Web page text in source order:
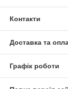
Контакти
Доставка та
Графік роботи